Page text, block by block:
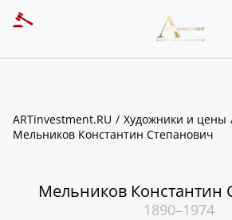
ARTinvestment.RU
Художники и цены
Мельников Константин Степанович
Мельников Константин
1890–1974